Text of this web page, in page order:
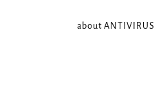
about ANTIVIRUS